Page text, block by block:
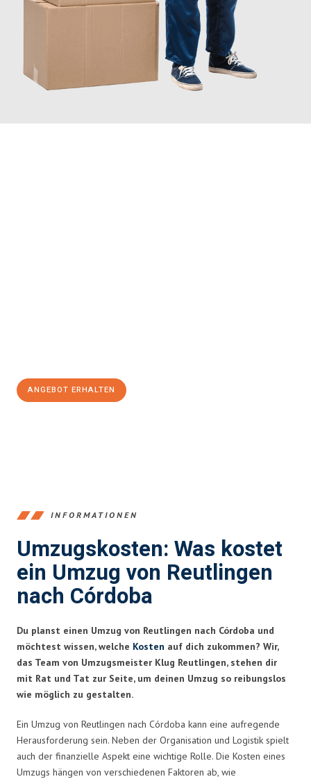
ANGEBOT ERHALTEN
INFORMATIONEN
Umzugskosten: Was kostet
ein Umzug von Reutlingen
nach Córdoba
Du planst einen Umzug von Reutlingen nach Córdoba und
möchtest wissen, welche Kosten auf dich zukommen? Wir,
das Team von Umzugsmeister Klug Reutlingen, stehen dir
mit Rat und Tat zur Seite, um deinen Umzug so reibungslos
wie möglich zu gestalten.
Ein Umzug von Reutlingen nach Córdoba kann eine aufregende
Herausforderung sein. Neben der Organisation und Logistik spielt
auch der finanzielle Aspekt eine wichtige Rolle. Die Kosten eines
Umzugs hängen von verschiedenen Faktoren ab, wie